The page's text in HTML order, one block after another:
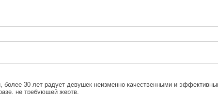
более 30 лет радует девушек неизменно качественными и
не требующей жертв.